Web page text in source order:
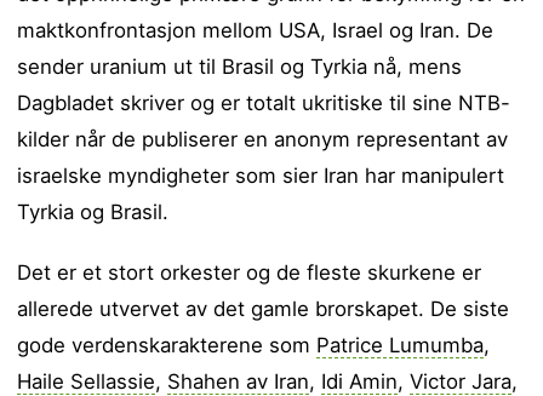
maktkonfrontasjon mellom USA, Israel og Iran. De
sender uranium ut til Brasil og Tyrkia nå, mens
Dagbladet skriver og er totalt ukritiske til sine NTB-
kilder når de publiserer en anonym representant av
israelske myndigheter som sier Iran har manipulert
Tyrkia og Brasil.
Det er et stort orkester og de fleste skurkene er
allerede utvervet av det gamle brorskapet. De siste
gode verdenskarakterene som Patrice Lumumba,
Haile Sellassie, Shahen av Iran, Idi Amin,Victor Jara,